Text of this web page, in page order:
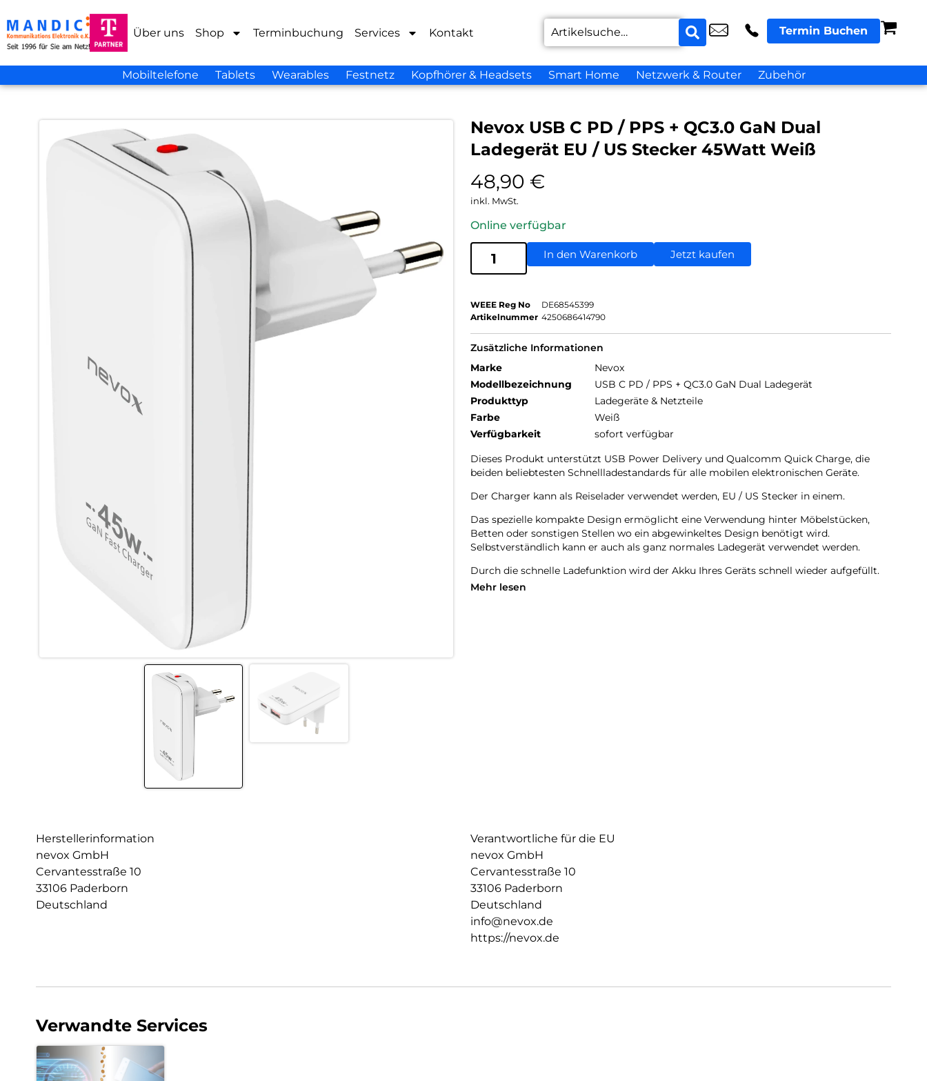
Über uns Shop Terminbuchung Services Kontakt Termin Buchen
Mobiltelefone Tablets Wearables Festnetz Kopfhörer & Headsets Smart Home Netzwerk & Router Zubehör
Nevox USB C PD / PPS + QC3.0 GaN Dual
Ladegerät EU / US Stecker 45Watt Weiß
48,90 €
inkl. MwSt.
Online verfügbar
In den Warenkorb Jetzt kaufen
WEEE Reg No
DE68545399
Artikelnummer 4250686414790
Zusätzliche Informationen
Marke
Nevox
Modellbezeichnung
USB C PD / PPS + QC3.0 GaN Dual Ladegerät
Produkttyp
Ladegeräte & Netzteile
Farbe
Weiß
Verfügbarkeit
sofort verfügbar
Dieses Produkt unterstützt USB Power Delivery und Qualcomm Quick Charge, die
beiden beliebtesten Schnellladestandards für alle mobilen elektronischen Geräte.
Der Charger kann als Reiselader verwendet werden, EU / US Stecker in einem.
Das spezielle kompakte Design ermöglicht eine Verwendung hinter Möbelstücken,
Betten oder sonstigen Stellen wo ein abgewinkeltes Design benötigt wird.
Selbstverständlich kann er auch als ganz normales Ladegerät verwendet werden.
Durch die schnelle Ladefunktion wird der Akku Ihres Geräts schnell wieder aufgefüllt.
Die hohe Ausgangsleistung des USB C port ermöglicht Ihnen schnelles aufladen mit
Mehr lesen
Herstellerinformation
nevox GmbH
Cervantesstraße 10
33106 Paderborn
Deutschland
Verantwortliche für die EU
nevox GmbH
Cervantesstraße 10
33106 Paderborn
Deutschland
info@nevox.de
https://nevox.de
Verwandte Services